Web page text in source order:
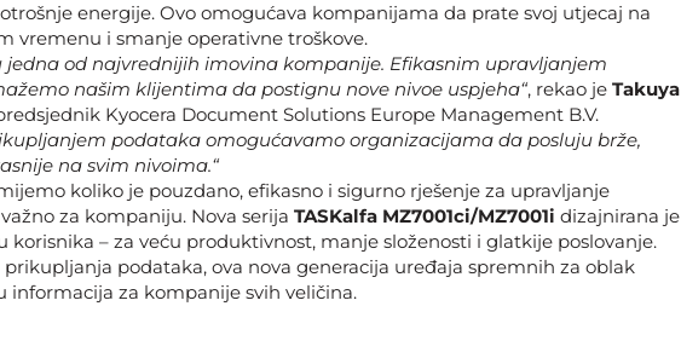
energije. Ovo omogućava kompanijama da prate svoj utjecaj na
vremenu i smanje operativne troškove.
jedna od najvrednijih imovina kompanije. Efikasnim upravljanjem
našim klijentima da postignu nove nivoe uspjeha“, rekao je Takuya
Kyocera Document Solutions Europe Management B.V.
podataka omogućavamo organizacijama da posluju brže,
na svim nivoima.“
koliko je pouzdano, efikasno i sigurno rješenje za upravljanje
za kompaniju. Nova serija TASKalfa MZ7001ci/MZ7001i dizajnirana je
korisnika – za veću produktivnost, manje složenosti i glatkije poslovanje.
podataka, ova nova generacija uređaja spremnih za oblak
informacija za kompanije svih veličina.